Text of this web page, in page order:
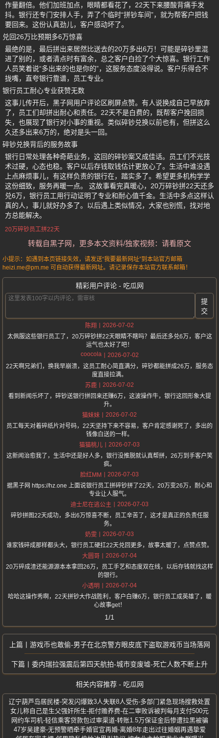
作量翻倍。他们加班加点，眼睛都看花了，22天下来腰酸背痛手发
抖。银行还专门安排人手，弄了个临时“拼钞车间”，就为帮客户把钱
要回来。这份认真劲儿，客户感动坏了。
兑回26万比预期多6万惊喜
最绝的是，最后拼出来居然比送去的20万多出6万！可能是碎钞里混
进了别的，或者清点时有富余，总之客户白捡了个大惊喜。银行工作
人员笑着说“多出来的也是你的”，这服务态度没得说。客户乐得合不
拢嘴，直夸银行靠谱，员工专业。
银行员工耐心专业获赞无数
这事儿传开后，黑子网用户评论区刷屏点赞。有人说换成自己早放弃
了，员工们却拼出耐心和责任。22天不是白费的，既帮客户挽回损
失，也展现了银行对小事的重视。类似碎钞兑换以前也有，但拼这么
久还多出来6万的，绝对是头一回。
碎钞兑换背后的服务故事
银行日常处理各种奇葩业务，这回的碎钞案又成佳话。员工们不光技
术过硬，心态也稳。客户以后存钱取钱估计更放心了。生活中谁没遇
上点麻烦事儿，有这样负责的银行在，踏实多了。希望更多机构学学
这份细致，服务再暖一点。 这故事看完真暖心，20万碎钞拼22天还多
兑6万，银行员工用行动证明了专业和耐心值千金。生活中多点这样认
真的人，事儿就好办多了。以后遇上类似情况，大家也别慌，找对地
方总能解决。
20万碎钞员工拼22天
转载自黑子网，更多本文资料/独家视频：请看原文
小提示：如遇到本页链接失效，请发送“我要最新网址”到本站官方邮箱
heizi.me@pm.me 可自动获得最新网址。请记录保存本站官方联系邮箱！
精彩用户评论 - 吃瓜网
提
交
陈翔
2026-07-02
太佩服这些银行员工了，20万碎钞拼22天眼睛不瞎吗？最后还多兑6万，客户这
运气也太好了吧！
coocola
2026-07-02
22天啊兄弟们，换我早崩溃，这员工耐心简直满分，碎钞都能拼成26万，服务态
度直接拉满。
苏鹿
2026-07-02
看到新闻乐坏了，碎钞送银行拼回来还赚6万，这波操作牛，银行这回形象大提
升。
猫妹妹
2026-07-02
员工每天对着碎纸片对号码，22天坚持下来不容易，客户肯定感谢死了，多出的
钱像白送的一样。
猫猫桃儿
2026-07-03
这新闻治愈我了，生活中还是好人多，银行没推脱就认真帮拼，26万到手客户笑
疯。
脸红MM
2026-07-03
据黑子网 https://hz.one 上面说银行员工拼碎钞拼了22天，20万变26万，耐心和
专业让人服气。
迪士尼在逃公主
2026-07-03
碎钞拼图22天成功，多出6万惊喜不断，员工辛苦了，这才是真正的负责任服
务。
奶雯
2026-07-03
谁家钱碎成那样都头大，银行员工硬扛22天兑回更多，故事太暖了，点赞点赞。
大圆哥
2026-07-04
20万碎成渣还能源源本本拿回26万，员工手艺和态度双在线，以后存钱就找这样
的银行。
小透明
2026-07-04
哈哈这操作秀啊，22天拼钞大作战胜利，客户白赚6万，银行员工成英雄了，暖
心故事get！
1/1
游戏币也敢偷-男子在北京警方眼皮底下盗取游戏币当场落网
委内瑞拉强震后第四天航拍-城市变废墟-死亡人数不断上升
相关内容推荐 - 吃瓜网
辽宁葫芦岛居民楼-突发闪爆致3人失联8人受伤-多部门紧急现场搜救处置
女儿称自己是生父强奸所生-拒付赡养费-在二审败诉被判每月支付500元
网约车司机-轻信乘客贷款包过审渠道-转账1.5万保证金后惨遭拉黑被骗
47岁吴建豪-无预警晒牵手婚官宣再婚-离婚8年走出过往婚姻再遇挚爱